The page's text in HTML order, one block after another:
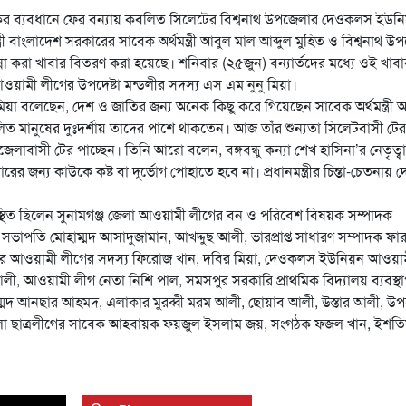
ব্যবধানে ফের বন্যায় কবলিত সিলেটের বিশ্বনাথ উপজেলার দেওকলস
বাংলাদেশ সরকারের সাবেক অর্থমন্ত্রী আবুল মাল আব্দুল মুহিত ও বিশ্বনাথ
করা খাবার বিতরণ করা হয়েছে। শনিবার (২৫জুন) বন্যার্তদের মধ্যে ওই
লীগের উপদেষ্টা মন্ডলীর সদস্য এস এম নুনু মিয়া।
বলেছেন, দেশ ও জাতির জন্য অনেক কিছু করে গিয়েছেন সাবেক
দুঃদর্শায় তাদের পাশে থাকতেন। আজ তাঁর শুন্যতা সিলেটবাসী টের
টের পাচ্ছেন। তিনি আরো বলেন, বঙ্গবন্ধু কন্যা শেখ হাসিনা’র
জন্য কাউকে কষ্ট বা দূর্ভোগ পোহাতে হবে না। প্রধানমন্ত্রীর চিন্তা-চেতনায়
ছিলেন সুনামগঞ্জ জেলা আওয়ামী লীগের বন ও পরিবেশ বিষয়ক সম্পাদক
মোহাম্মদ আসাদুজামান, আখদ্দুছ আলী, ভারপ্রাপ্ত সাধারণ সম্পাদক
লীগের সদস্য ফিরোজ খান, দবির মিয়া, দেওকলস ইউনিয়ন
লীগ নেতা নিশি পাল, সমসপুর সরকারি প্রাথমিক বিদ্যালয়
আনছার আহমদ, এলাকার মুরব্বী মরম আলী, ছোয়াব আলী, উস্তার আলী,
ছাত্রলীগের সাবেক আহবায়ক ফয়জুল ইসলাম জয়, সংগঠক ফজল খান,